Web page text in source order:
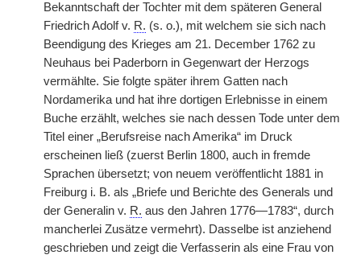
Bekanntschaft der Tochter mit dem späteren General
Friedrich Adolf v. R. (s. o.), mit welchem sie sich nach
Beendigung des Krieges am 21. December 1762 zu
Neuhaus bei Paderborn in Gegenwart der Herzogs
vermählte. Sie folgte später ihrem Gatten nach
Nordamerika und hat ihre dortigen Erlebnisse in einem
Buche erzählt, welches sie nach dessen Tode unter dem
Titel einer „Berufsreise nach Amerika“ im Druck
erscheinen ließ (zuerst Berlin 1800, auch in fremde
Sprachen übersetzt; von neuem veröffentlicht 1881 in
Freiburg i. B. als „Briefe und Berichte des Generals und
der Generalin v. R. aus den Jahren 1776—1783“, durch
mancherlei Zusätze vermehrt). Dasselbe ist anziehend
geschrieben und zeigt die Verfasserin als eine Frau von